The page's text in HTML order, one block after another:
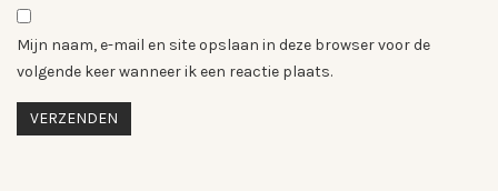
Mijn naam, e-mail en site opslaan in deze browser voor de
volgende keer wanneer ik een reactie plaats.